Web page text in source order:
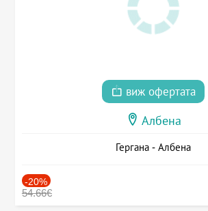
виж офертата
Албена
Гергана - Албена
-20%
54.66€